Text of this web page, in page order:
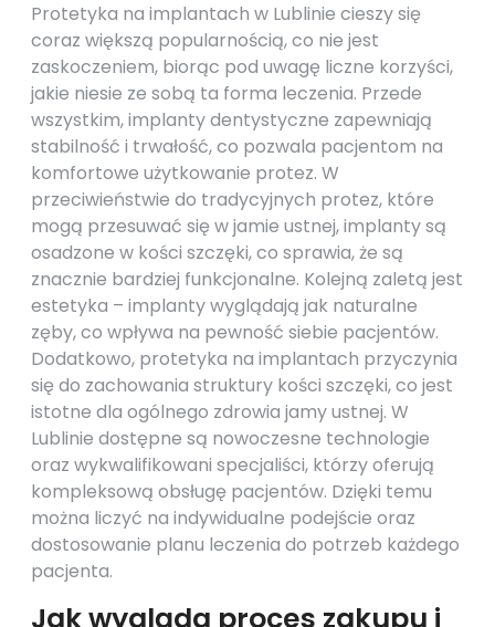
Protetyka na implantach w Lublinie cieszy się
coraz większą popularnością, co nie jest
zaskoczeniem, biorąc pod uwagę liczne korzyści,
jakie niesie ze sobą ta forma leczenia. Przede
wszystkim, implanty dentystyczne zapewniają
stabilność i trwałość, co pozwala pacjentom na
komfortowe użytkowanie protez. W
przeciwieństwie do tradycyjnych protez, które
mogą przesuwać się w jamie ustnej, implanty są
osadzone w kości szczęki, co sprawia, że są
znacznie bardziej funkcjonalne. Kolejną zaletą jest
estetyka – implanty wyglądają jak naturalne
zęby, co wpływa na pewność siebie pacjentów.
Dodatkowo, protetyka na implantach przyczynia
się do zachowania struktury kości szczęki, co jest
istotne dla ogólnego zdrowia jamy ustnej. W
Lublinie dostępne są nowoczesne technologie
oraz wykwalifikowani specjaliści, którzy oferują
kompleksową obsługę pacjentów. Dzięki temu
można liczyć na indywidualne podejście oraz
dostosowanie planu leczenia do potrzeb każdego
pacjenta.
Jak wygląda proces zakupu i